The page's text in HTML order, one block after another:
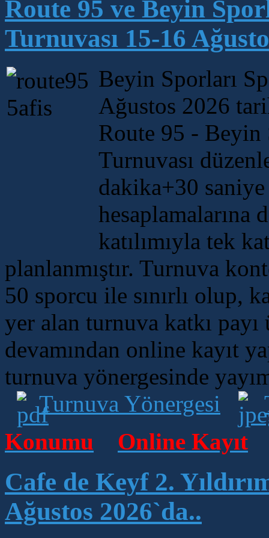
Route 95 ve Beyin
Turnuvası 15-16
Beyin Sporları
Ağustos 2026
Route 95 - Beyin
Turnuvası
dakika+30
hesaplamalarına
katılımıyla tek
planlanmıştır. Turnuva
50 sporcu ile sınırlı olup,
yer alan turnuva katkı payı
devamından online kayıt
turnuva yönergesinde
Turnuva Yönergesi
Konumu
Online Kayıt
Cafe de Keyf 2.
Ağustos 2026`da..